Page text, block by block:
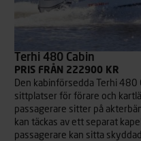
Terhi 480 Cabin
PRIS FRÅN 222900 KR
Den kabinförsedda Terhi
sittplatser för förare och
passagerare sitter på
kan täckas av ett separat
passagerare kan sitta